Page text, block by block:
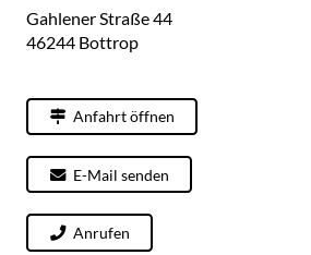
Gahlener Straße 44
46244 Bottrop
Anfahrt öffnen
E-Mail senden
Anrufen